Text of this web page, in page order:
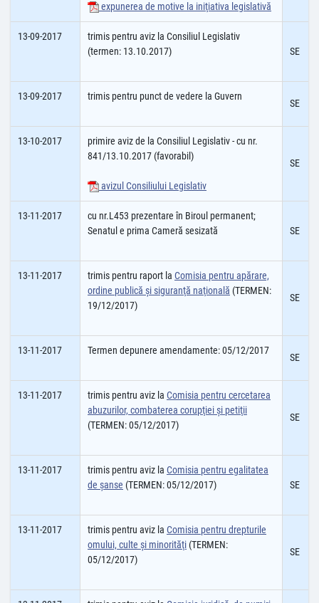
expunerea de motive la iniţiativa legislativă
13-09-2017
trimis pentru aviz la Consiliul Legislativ
(termen: 13.10.2017)
SE
13-09-2017 trimis pentru punct de vedere la Guvern
SE
13-10-2017
primire aviz de la Consiliul Legislativ - cu nr.
841/13.10.2017 (favorabil)
avizul Consiliului Legislativ
SE
13-11-2017
cu nr.L453 prezentare în Biroul permanent;
Senatul e prima Cameră sesizată
SE
13-11-2017 trimis pentru raport la Comisia pentru apărare,
ordine publică şi siguranţă naţională (TERMEN:
19/12/2017)
SE
13-11-2017 Termen depunere amendamente: 05/12/2017
SE
13-11-2017 trimis pentru aviz la Comisia pentru cercetarea
abuzurilor, combaterea corupţiei şi petiţii
(TERMEN: 05/12/2017)
SE
13-11-2017 trimis pentru aviz la Comisia pentru egalitatea
de şanse (TERMEN: 05/12/2017) SE
13-11-2017 trimis pentru aviz la Comisia pentru drepturile
omului, culte şi minorităţi (TERMEN:
05/12/2017)
SE